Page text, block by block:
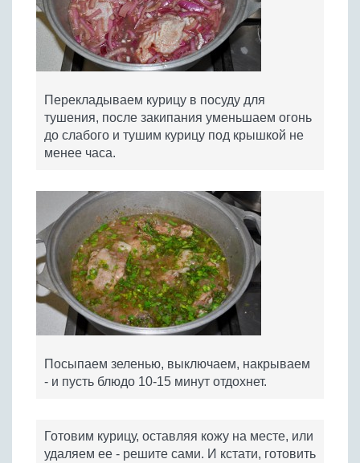
Перекладываем курицу в посуду для
тушения, после закипания уменьшаем огонь
до слабого и тушим курицу под крышкой не
менее часа.
Посыпаем зеленью, выключаем, накрываем
- и пусть блюдо 10-15 минут отдохнет.
Готовим курицу, оставляя кожу на месте, или
удаляем ее - решите сами. И кстати, готовить